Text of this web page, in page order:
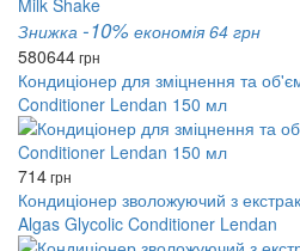
Знижка -10% економія 64 грн
580644грн
Кондиціонер для зміцнення та
Conditioner Lendan 150 мл
714грн
Кондиціонер зволожуючий з
Algas Glycolic Conditioner Lendan